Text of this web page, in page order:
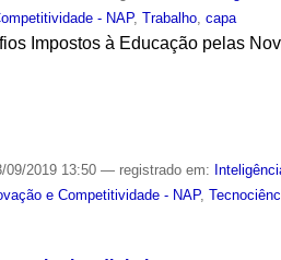
- NAP,Trabalho ,capa
Impostos à Educação pelas
09/2019 13:50— registrado em:
e Competitividade - NAP,